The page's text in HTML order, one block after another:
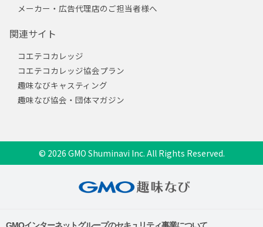
メーカー・広告代理店のご担当者様へ
関連サイト
コエテコカレッジ
コエテコカレッジ協会プラン
趣味なびキャスティング
趣味なび協会・団体マガジン
© 2026 GMO Shuminavi Inc. All Rights Reserved.